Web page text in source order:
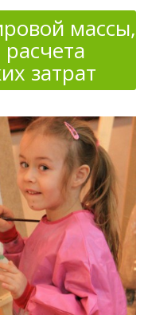
массы,
затрат